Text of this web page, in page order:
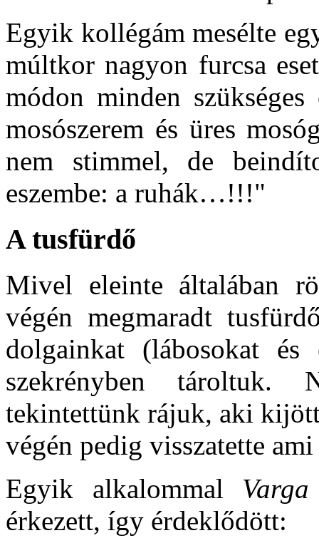
Egyik kollégám mesélte
múltkor nagyon furcsa
módon minden
mosószerem és üres
nem stimmel, de
eszembe: a ruhák…!!!"
A tusfürdő
Mivel eleinte általában
végén megmaradt
dolgainkat (lábosokat és
szekrényben tároltuk.
tekintettünk rájuk, aki
végén pedig visszatette
Egyik alkalommal
érkezett, így érdeklődött: